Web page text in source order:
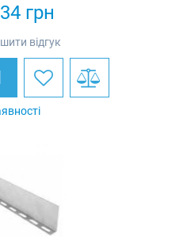
грн
відгук